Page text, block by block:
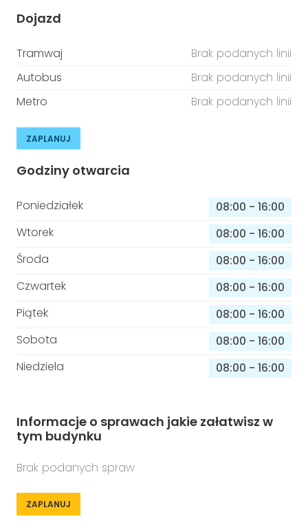
Dojazd
Tramwaj
Brak podanych linii
Autobus
Brak podanych linii
Metro
Brak podanych linii
ZAPLANUJ
Godziny otwarcia
Poniedziałek 08:00 - 16:00
Wtorek
08:00 - 16:00
Środa
08:00 - 16:00
Czwartek
08:00 - 16:00
Piątek
08:00 - 16:00
Sobota
08:00 - 16:00
Niedziela
08:00 - 16:00
Informacje o sprawach jakie załatwisz w
tym budynku
Brak podanych spraw
ZAPLANUJ